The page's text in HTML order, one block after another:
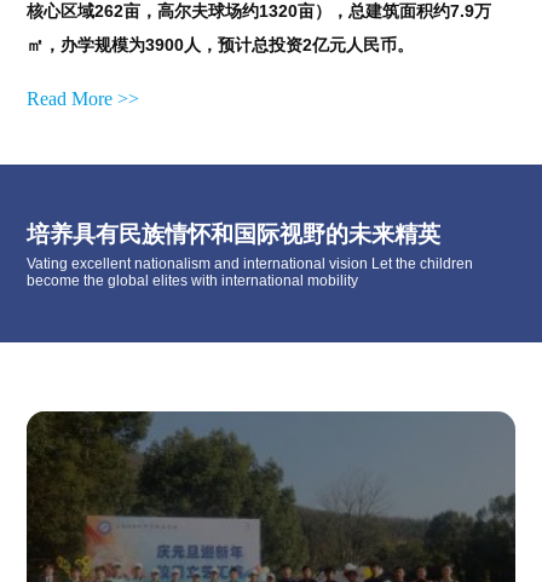
核心区域262亩，高尔夫球场约1320亩），总建筑面积约7.9万
㎡，办学规模为3900人，预计总投资2亿元人民币。
Read More >>
培养具有民族情怀和国际视野的未来精英
Vating excellent nationalism and international vision Let the children
become the global elites with international mobility